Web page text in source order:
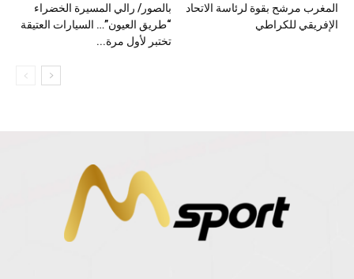
بالصور/ رالي المسيرة الخضراء
“طريق العيون”… السيارات العتيقة
تختبر لأول مرة...
المغرب مرشح بقوة لرئاسة الاتحاد
الإفريقي للكراطي